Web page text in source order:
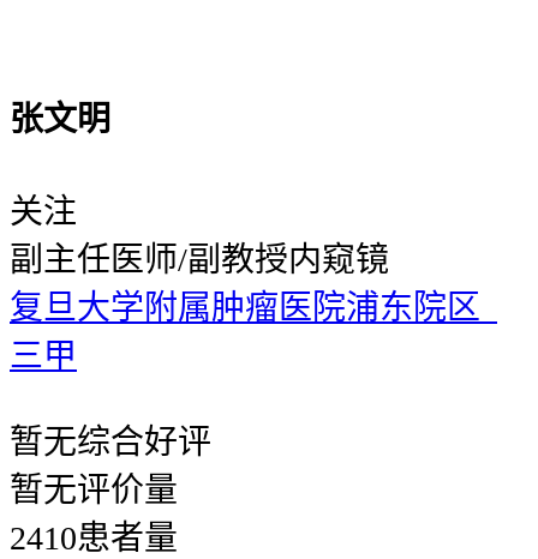
张文明
关注
副主任医师/副教授内窥镜
复旦大学附属肿瘤医院浦东院区
三甲
暂无综合好评
暂无评价量
2410患者量